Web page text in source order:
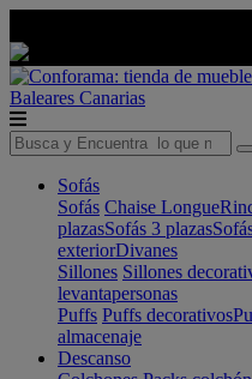
Baleares Canarias
Sofás
Sofás Chaise Longue
plazasSofás 3 plazas
exteriorDivanes
Sillones Sillones
levantapersonas
Puffs Puffs decorativos
almacenaje
Descanso